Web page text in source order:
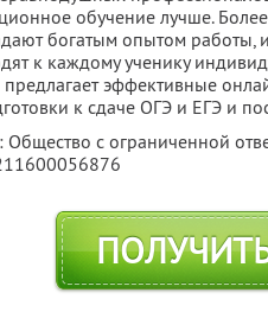
обучение лучше.
богатым опытом работы,
к каждому ученику
эффективные
к сдаче ОГЭ и ЕГЭ и
Общество с ограниченной